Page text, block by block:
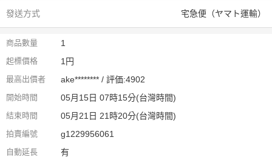
發送方式
宅急便（ヤマト運輸）
商品數量 1
起標價格 1円
最高出價者 ake******** / 評価:4902
開始時間 05月15日 07時15分(台灣時間)
結束時間 05月21日 21時20分(台灣時間)
拍賣編號 g1229956061
自動延長 有